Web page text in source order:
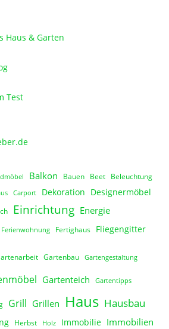
Haus & Garten
Test
Balkon Bauen Beet Beleuchtung
Carport Dekoration Designermöbel
Einrichtung Energie
Ferienwohnung Fertighaus Fliegengitter
Gartenbau Gartengestaltung
Gartenteich Gartentipps
Grill Grillen Haus Hausbau
Herbst Holz Immobilie Immobilien